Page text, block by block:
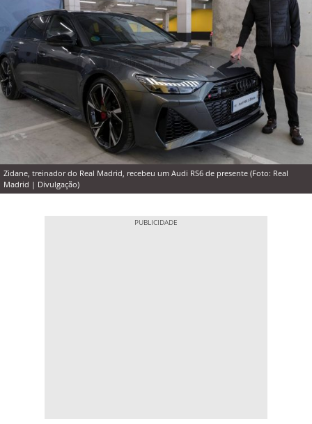
Zidane, treinador do Real Madrid, recebeu um Audi RS6 de presente (Foto: Real
Madrid | Divulgação)